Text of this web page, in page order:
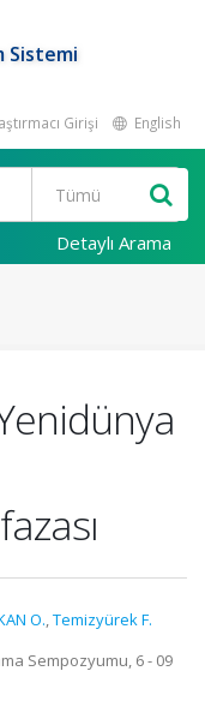
Sistemi
Girişi English
Detaylı Arama
O.,Temizyürek F.
Sempozyumu, 6 - 09